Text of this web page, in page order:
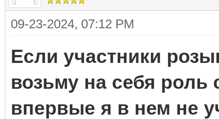
09-23-2024, 07:12 PM
Если участники
возьму на себя роль
впервые я в нем не